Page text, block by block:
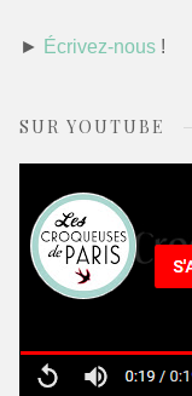
► Écrivez-nous !
SUR YOUTUBE